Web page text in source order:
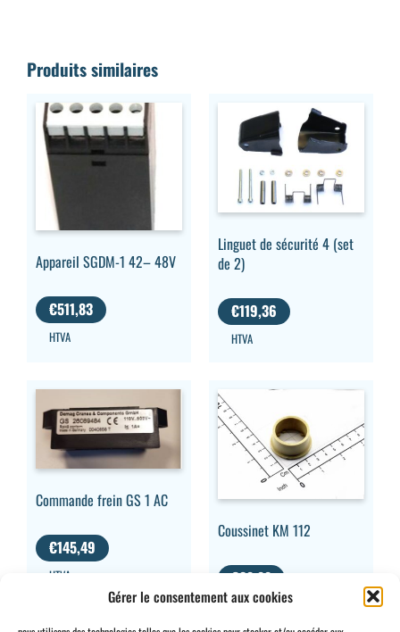
Gérer le consentement aux cookies
Produits similaires
Appareil SGDM-1 42– 48V
€511,83
HTVA
Linguet de sécurité 4 (set
de 2)
€119,36
HTVA
Commande frein GS 1 AC
€145,49
HTVA
Coussinet KM 112
€38,88
HTVA